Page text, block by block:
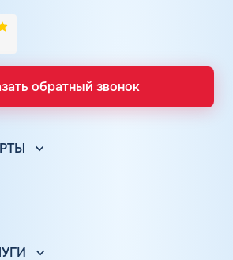
обратный звонок